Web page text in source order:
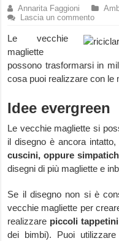
Annarita Faggioni
Lascia un commento
Le vecchie
magliette
possono trasformarsi in
cosa puoi realizzare con le
Idee evergreen
Le vecchie magliette si
il disegno è ancora
cuscini, oppure
disegni di più magliette e
Se il disegno non si è
vecchie magliette per
realizzare piccoli
dei bimbi). Puoi